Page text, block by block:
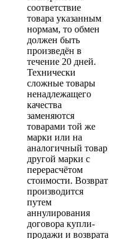
соответствие
товара указанным
нормам, то обмен
должен быть
произведён в
течение 20 дней.
Технически
сложные товары
ненадлежащего
качества
заменяются
товарами той же
марки или на
аналогичный товар
другой марки с
перерасчётом
стоимости. Возврат
производится
путем
аннулирования
договора купли-
продажи и возврата